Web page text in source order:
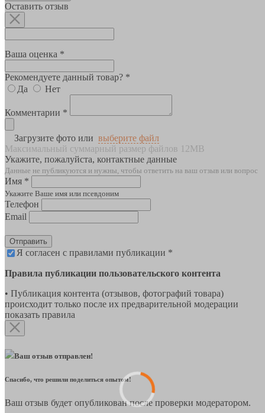
Оставить отзыв
Ваша оценка *
Рекомендуете данный товар? *
Да
Нет
Комментарии *
Загрузите фото или выберите файл
Максимальный суммарный размер файлов 12MB
Укажите, пожалуйста, контактные данные
Данные не публикуются и нужны, чтобы ответить на ваш отзыв или вопрос
Имя *
Укажите Ваше имя или псевдоним
Телефон
Email
Отправить
Я согласен с правилами публикации *
Правила публикации пользовательского контента
• Публикация контента (отзывов, фотографий товара)
происходит только после их предварительной модерации
показать правила
Ваш отзыв отправлен!
Спасибо, что решили поделиться опытом!
Ваш отзыв будет опубликован после проверки модератором.